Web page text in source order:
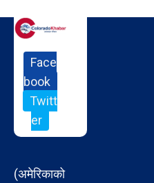
Face
book
Twitt
er
(अमेरिकाको